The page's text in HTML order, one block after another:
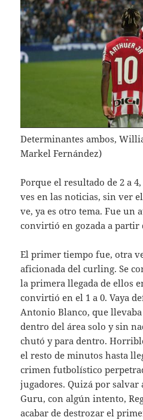
Determinantes ambos,
Markel Fernández)
Porque el resultado de 2 a
ves en las noticias, sin ver
ve, ya es otro tema. Fue un
convirtió en gozada a partir
El primer tiempo fue, otra
aficionada del curling. Se
la primera llegada de ellos
convirtió en el 1 a 0. Vaya
Antonio Blanco, que
dentro del área solo y sin
chutó y para dentro.
el resto de minutos hasta
crimen futbolístico
jugadores. Quizá por salvar
Guru, con algún intento,
acabar de destrozar el